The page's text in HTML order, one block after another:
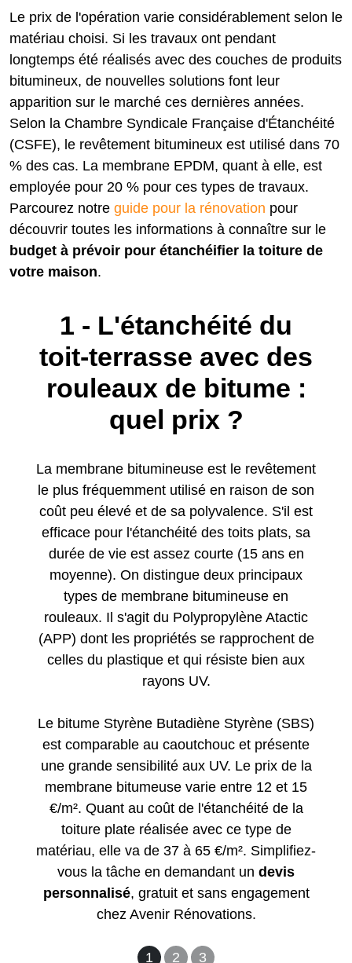
Le prix de l'opération varie considérablement selon le
matériau choisi. Si les travaux ont pendant
longtemps été réalisés avec des couches de produits
bitumineux, de nouvelles solutions font leur
apparition sur le marché ces dernières années.
Selon la Chambre Syndicale Française d'Étanchéité
(CSFE), le revêtement bitumineux est utilisé dans 70
% des cas. La membrane EPDM, quant à elle, est
employée pour 20 % pour ces types de travaux.
Parcourez notre guide pour la rénovation pour
découvrir toutes les informations à connaître sur le
budget à prévoir pour étanchéifier la toiture de
votre maison.
1 2 3
1 - L'étanchéité du
toit-terrasse avec des
rouleaux de bitume :
quel prix ?
La membrane bitumineuse est le revêtement
le plus fréquemment utilisé en raison de son
coût peu élevé et de sa polyvalence. S'il est
efficace pour l'étanchéité des toits plats, sa
durée de vie est assez courte (15 ans en
moyenne). On distingue deux principaux
types de membrane bitumineuse en
rouleaux. Il s'agit du Polypropylène Atactic
(APP) dont les propriétés se rapprochent de
celles du plastique et qui résiste bien aux
rayons UV.
Le bitume Styrène Butadiène Styrène (SBS)
est comparable au caoutchouc et présente
une grande sensibilité aux UV. Le prix de la
membrane bitumeuse varie entre 12 et 15
€/m². Quant au coût de l'étanchéité de la
toiture plate réalisée avec ce type de
matériau, elle va de 37 à 65 €/m². Simplifiez-
vous la tâche en demandant un devis
personnalisé, gratuit et sans engagement
chez Avenir Rénovations.